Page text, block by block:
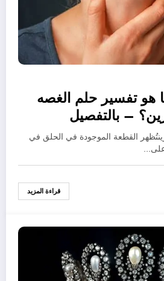
تفسير حلم الغصه
– بالتفصيل
القطعة الموجودة في الحلق في
قراءة المزيد